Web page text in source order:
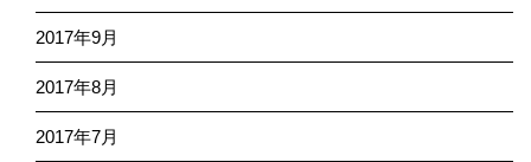
2017年9月
2017年8月
2017年7月